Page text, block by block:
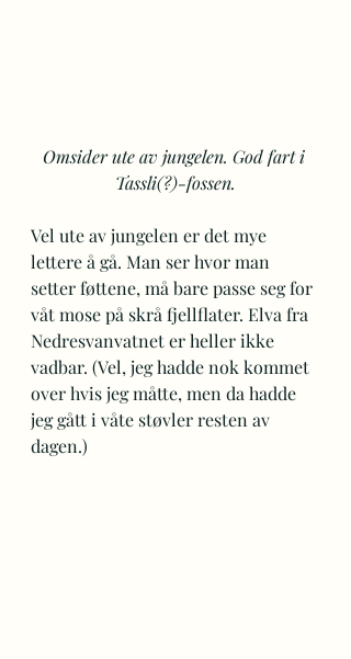
Omsider ute av jungelen. God fart i
Tassli(?)-fossen.
Vel ute av jungelen er det mye
lettere å gå. Man ser hvor man
setter føttene, må bare passe seg for
våt mose på skrå fjellflater. Elva fra
Nedresvanvatnet er heller ikke
vadbar. (Vel, jeg hadde nok kommet
over hvis jeg måtte, men da hadde
jeg gått i våte støvler resten av
dagen.)